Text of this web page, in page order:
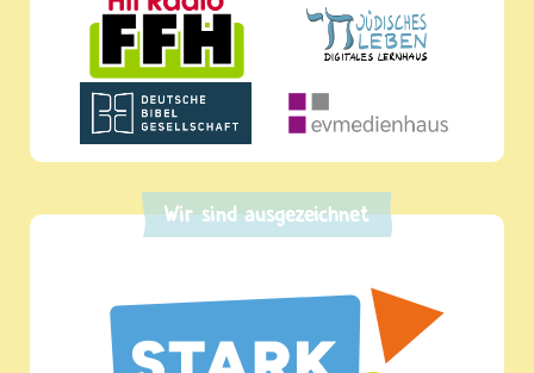
Wir sind ausgezeichnet